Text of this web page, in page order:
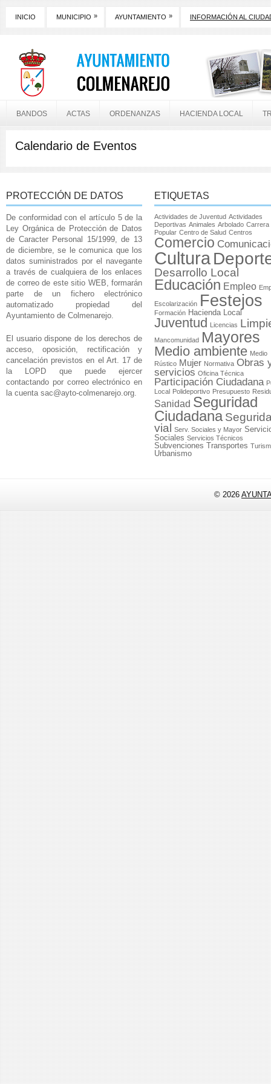
INICIO MUNICIPIO » AYUNTAMIENTO » INFORMACIÓN AL
BANDOS ACTAS ORDENANZAS HACIENDA LOCAL
Calendario de Eventos
PROTECCIÓN DE DATOS
De conformidad con el artículo 5 de la
Ley Orgánica de Protección de Datos
de Caracter Personal 15/1999, de 13
de diciembre, se le comunica que los
datos suministrados por el navegante
a través de cualquiera de los enlaces
de correo de este sitio WEB, formarán
parte de un fichero electrónico
automatizado propiedad del
Ayuntamiento de Colmenarejo.
El usuario dispone de los derechos de
acceso, oposición, rectificación y
cancelación previstos en el Art. 17 de
la LOPD que puede ejercer
contactando por correo electrónico en
la cuenta sac@ayto-colmenarejo.org.
ETIQUETAS
Actividades de Juventud Actividades
Deportivas Animales Arbolado Carrera
Popular Centro de Salud Centros
Comercio
Cultura
Desarrollo Local
Educación Empleo
Escolarización Festejos
Formación Hacienda Local
Juventud Licencias
Mancomunidad Mayores
Medio ambiente Medio
Rústico Mujer Normativa Obras
servicios Oficina Técnica
Participación Ciudadana
Local Polideportivo Presupuesto
Sanidad Seguridad
Ciudadana
vial
Serv. Sociales y Mayor
Sociales Servicios Técnicos
Subvenciones Transportes
Urbanismo
© 2026